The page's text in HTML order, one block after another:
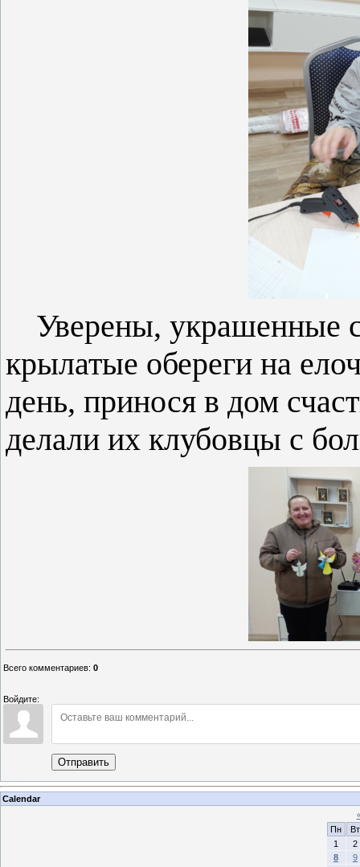
Уверены, украшенные
крылатые обереги на
день, принося в дом
делали их клубовцы с
Всего комментариев: 0
Войдите:
Отправить
Calendar
Пн
Вт
1
2
8
9